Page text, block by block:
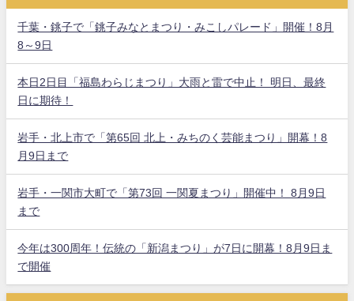
千葉・銚子で「銚子みなとまつり・みこしパレード」開催！8月
8～9日
本日2日目「福島わらじまつり」大雨と雷で中止！ 明日、最終
日に期待！
岩手・北上市で「第65回 北上・みちのく芸能まつり」開幕！8
月9日まで
岩手・一関市大町で「第73回 一関夏まつり」開催中！ 8月9日
まで
今年は300周年！伝統の「新潟まつり」が7日に開幕！8月9日ま
で開催